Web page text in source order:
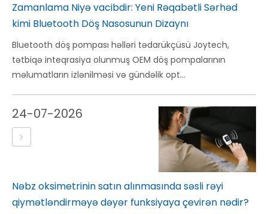
Zamanlama Niyə vacibdir: Yeni Rəqabətli Sərhəd
kimi Bluetooth Döş Nasosunun Dizaynı
Bluetooth döş pompası həlləri tədarükçüsü Joytech,
tətbiqə inteqrasiya olunmuş OEM döş pompalarının
məlumatların izlənilməsi və gündəlik opt...
24-07-2026
Nəbz oksimetrinin satın alınmasında səsli rəyi
qiymətləndirməyə dəyər funksiyaya çevirən nədir?